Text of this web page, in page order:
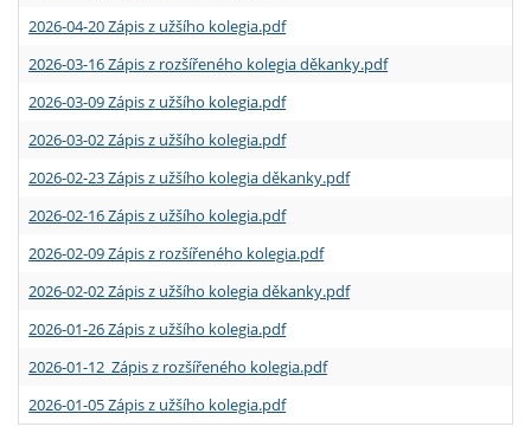
2026-04-20 Zápis z užšího kolegia.pdf
2026-03-16 Zápis z rozšířeného kolegia děkanky.pdf
2026-03-09 Zápis z užšího kolegia.pdf
2026-03-02 Zápis z užšího kolegia.pdf
2026-02-23 Zápis z užšího kolegia děkanky.pdf
2026-02-16 Zápis z užšího kolegia.pdf
2026-02-09 Zápis z rozšířeného kolegia.pdf
2026-02-02 Zápis z užšího kolegia děkanky.pdf
2026-01-26 Zápis z užšího kolegia.pdf
2026-01-12 Zápis z rozšířeného kolegia.pdf
2026-01-05 Zápis z užšího kolegia.pdf